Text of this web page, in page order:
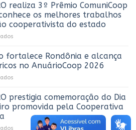
realiza 3º Prêmio ComuniCoop
os melhores trabalhos
cooperativista do estado
OCB/RO
3º
Rondônia
e
reconhece
fortalece Rondônia e alcança
no AnuárioCoop 2026
fortalece
Rondônia
e
alcança
números
prestigia comemoração do Dia
promovida pela Cooperativa